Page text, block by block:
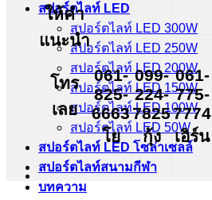
สปอร์ตไลท์ LED
สปอร์ตไลท์ LED 300W
สปอร์ตไลท์ LED 250W
สปอร์ตไลท์ LED 200W
สปอร์ตไลท์ LED 150W
สปอร์ตไลท์ LED 100W
สปอร์ตไลท์ LED 50W
สปอร์ตไลท์ LED โซล่าเซลล์
สปอร์ตไลท์สนามกีฬา
บทความ
ให้คำ
แนะนำ
โทร
เลย
061-
825-
6663
โย
099-
224-
7825
กุ้ง
061-
775-
7774
เอิร์น